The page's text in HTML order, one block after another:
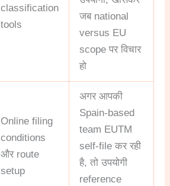
classification
tools
जब national
versus EU
scope पर विचार
हो
Online filing
conditions
और route
setup
अगर आपकी
Spain-based
team EUTM
self-file कर रही
है, तो उपयोगी
reference